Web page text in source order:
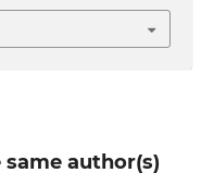
author(s)